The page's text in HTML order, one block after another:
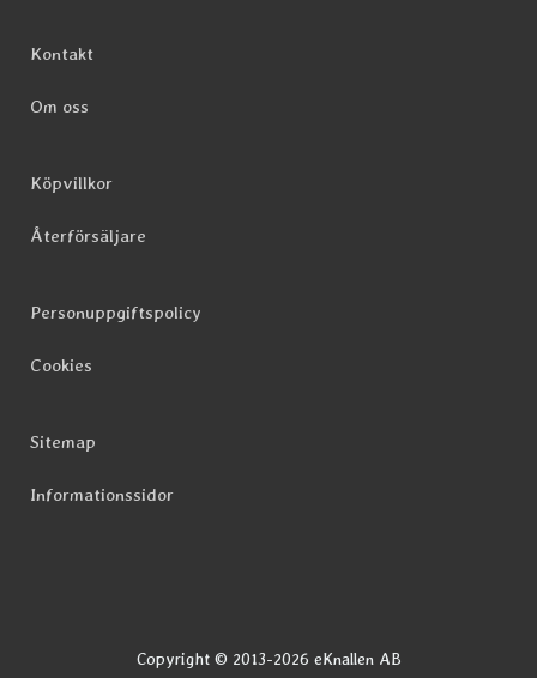
Kontakt
Om oss
Köpvillkor
Återförsäljare
Personuppgiftspolicy
Cookies
Sitemap
Informationssidor
Copyright © 2013-2026 eKnallen AB